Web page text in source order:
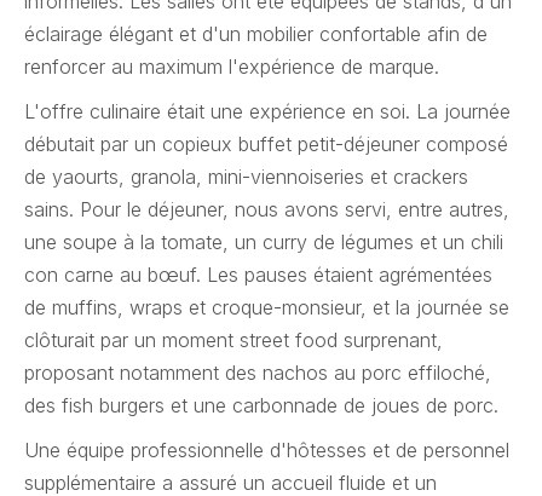
éclairage élégant et d'un mobilier confortable afin de
renforcer au maximum l'expérience de marque.
L'offre culinaire était une expérience en soi. La journée
débutait par un copieux buffet petit-déjeuner composé
de yaourts, granola, mini-viennoiseries et crackers
sains. Pour le déjeuner, nous avons servi, entre autres,
une soupe à la tomate, un curry de légumes et un chili
con carne au bœuf. Les pauses étaient agrémentées
de muffins, wraps et croque-monsieur, et la journée se
clôturait par un moment street food surprenant,
proposant notamment des nachos au porc effiloché,
des fish burgers et une carbonnade de joues de porc.
Une équipe professionnelle d'hôtesses et de personnel
supplémentaire a assuré un accueil fluide et un